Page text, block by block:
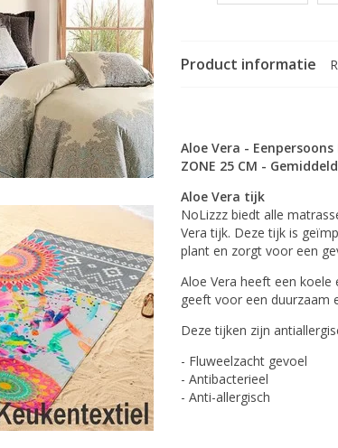
Product informatie
Aloe Vera - Eenpersoons
ZONE 25 CM -
Aloe Vera tijk
NoLizzz biedt alle
Vera tijk. Deze tijk is
plant en zorgt voor een
Aloe Vera heeft een koele
geeft voor een duurzaam
Deze tijken zijn
- Fluweelzacht gevoel
- Antibacterieel
- Anti-allergisch